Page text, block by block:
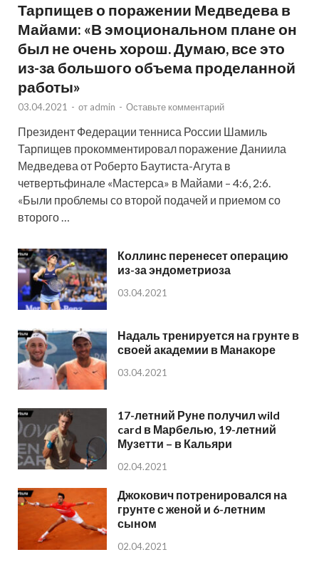
Тарпищев о поражении Медведева в
Майами: «В эмоциональном плане он
был не очень хорош. Думаю, все это
из-за большого объема проделанной
работы»
03.04.2021 - от admin - Оставьте комментарий
Президент Федерации тенниса России Шамиль
Тарпищев прокомментировал поражение Даниила
Медведева от Роберто Баутиста-Агута в
четвертьфинале «Мастерса» в Майами – 4:6, 2:6.
«Были проблемы со второй подачей и приемом со
второго …
Коллинс перенесет операцию
из-за эндометриоза
03.04.2021
Надаль тренируется на грунте в
своей академии в Манакоре
03.04.2021
17-летний Руне получил wild
card в Марбелью, 19-летний
Музетти – в Кальяри
02.04.2021
Джокович потренировался на
грунте с женой и 6-летним
сыном
02.04.2021